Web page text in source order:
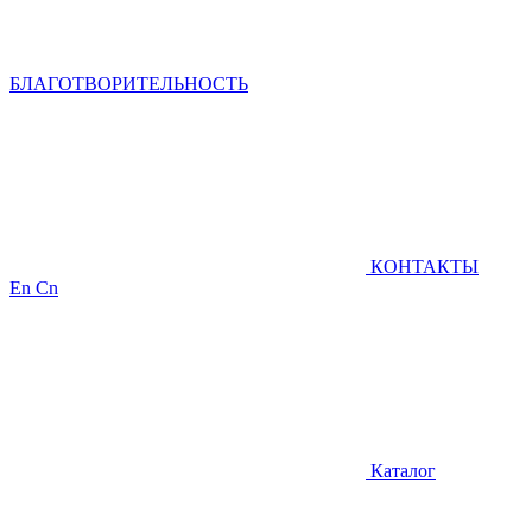
БЛАГОТВОРИТЕЛЬНОСТЬ
КОНТАКТЫ
En Cn
Каталог